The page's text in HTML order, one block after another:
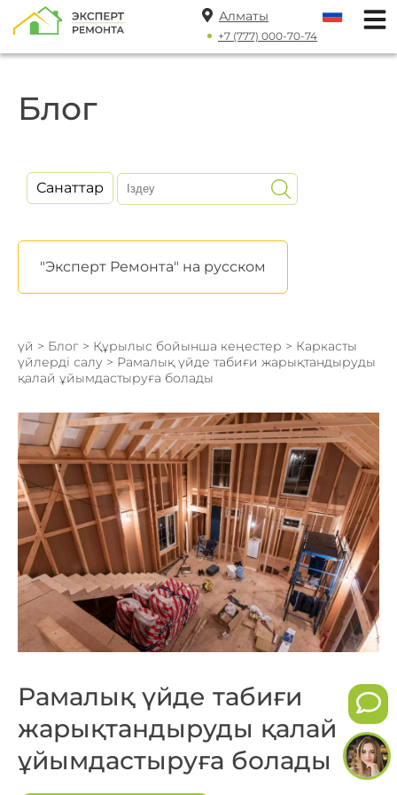
Алматы
+7 (777) 000-70-74
Блог
Санаттар
"Эксперт Ремонта" на русском
үй > Блог > Құрылыс бойынша кеңестер > Каркасты
үйлерді салу > Рамалық үйде табиғи жарықтандыруды
қалай ұйымдастыруға болады
Рамалық үйде табиғи
жарықтандыруды қалай
ұйымдастыруға болады